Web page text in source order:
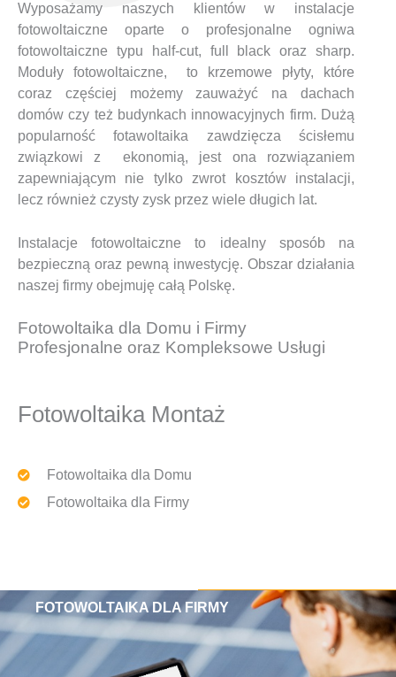
Wyposażamy naszych klientów w instalacje
fotowoltaiczne oparte o profesjonalne ogniwa
fotowoltaiczne typu half-cut, full black oraz sharp.
Moduły fotowoltaiczne, to krzemowe płyty, które
coraz częściej możemy zauważyć na dachach
domów czy też budynkach innowacyjnych firm. Dużą
popularność fotawoltaika zawdzięcza ścisłemu
związkowi z ekonomią, jest ona rozwiązaniem
zapewniającym nie tylko zwrot kosztów instalacji,
lecz również czysty zysk przez wiele długich lat.
Instalacje fotowoltaiczne to idealny sposób na
bezpieczną oraz pewną inwestycję. Obszar działania
naszej firmy obejmuję całą Polskę.
Fotowoltaika dla Domu i Firmy
Profesjonalne oraz Kompleksowe Usługi
Fotowoltaika Montaż
Fotowoltaika dla Domu
Fotowoltaika dla Firmy
FOTOWOLTAIKA DLA FIRMY